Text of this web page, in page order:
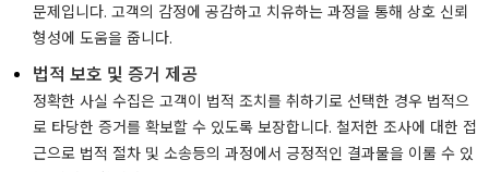
문제입니다. 고객의 감정에 공감하고 치유하는 과정을 통해 상호 신뢰
형성에 도움을 줍니다.
법적 보호 및 증거 제공
정확한 사실 수집은 고객이 법적 조치를 취하기로 선택한 경우 법적으
로 타당한 증거를 확보할 수 있도록 보장합니다. 철저한 조사에 대한 접
근으로 법적 절차 및 소송등의 과정에서 긍정적인 결과물을 이룰 수 있